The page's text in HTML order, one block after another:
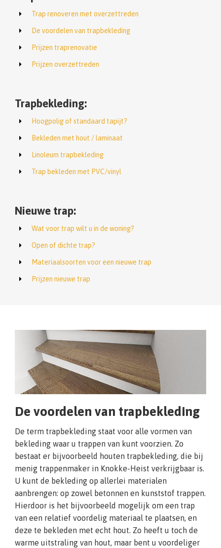
Trap renoveren met overzettreden
De voordelen van trapbekleding
Prijzen traprenovatie
Prijzen overzettreden
Trapbekleding:
Hoogpolig of standaard tapijt?
Bekleden met hout / laminaat
Linoleum trapbekleding
Trap bekleden met PVC/vinyl
Nieuwe trap:
Wat voor trap wilt u in de woning?
Open of dichte trap?
Materiaalsoorten voor een nieuwe trap
Prijzen nieuwe trap
De voordelen van trapbekleding
De term trapbekleding staat voor alle vormen van
bekleding waar u trappen van kunt voorzien. Zo
bestaat er bijvoorbeeld houten trapbekleding, die bij
menig trappenmaker in Knokke-Heist verkrijgbaar is.
U kunt de bekleding op allerlei materialen
aanbrengen: op zowel betonnen en kunststof trappen.
Hierdoor is het bijvoorbeeld mogelijk om een trap
van een relatief voordelig materiaal te plaatsen, en
deze te bekleden met echt hout. Zo heeft u toch de
warme uitstraling van hout, maar bent u voordeliger